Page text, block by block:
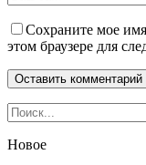
Сохраните мое
этом браузере для
Новое